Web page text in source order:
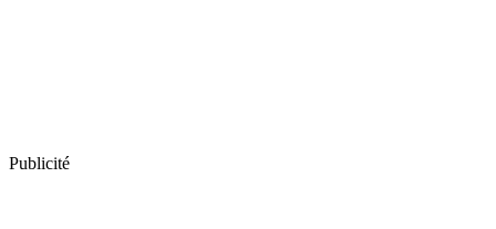
Publicité